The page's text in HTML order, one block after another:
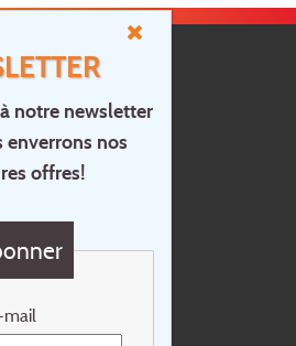
notre newsletter
enverrons nos
offres!
mail
Accueil
Contact
Questions?
Newsletter